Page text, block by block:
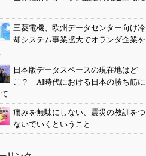
三菱電機、欧州データセンター向け冷
却システム事業拡大でオランダ企業を
日本版データスペースの現在地はど
こ？ AI時代における日本の勝ち筋に
痛みを無駄にしない、震災の教訓をつ
ないでいくということ